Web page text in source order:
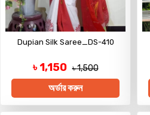
Dupian Silk Saree_DS-410
৳ 1,150 ৳ 1,500
অর্ডার করুন